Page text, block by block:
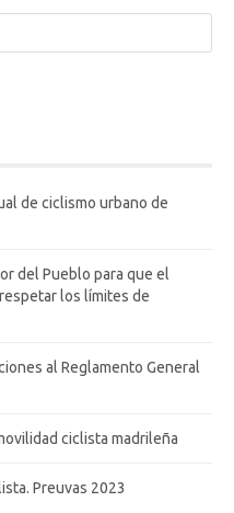
de ciclismo urbano de
del Pueblo para que el
los límites de
al Reglamento General
ciclista madrileña
Preuvas 2023